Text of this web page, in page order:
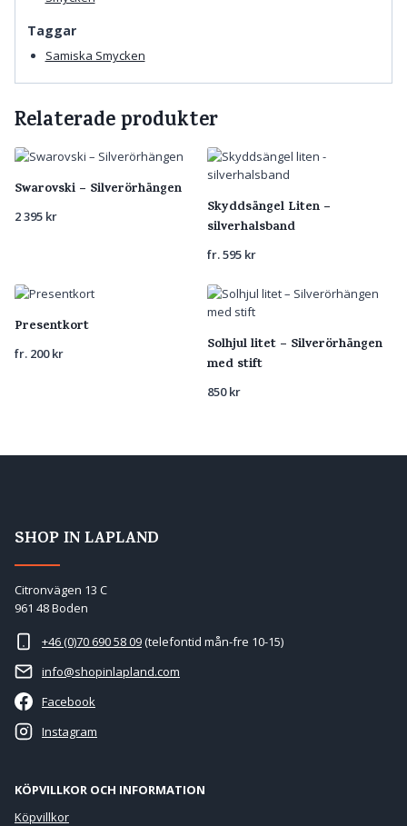
Taggar
Samiska Smycken
Relaterade produkter
Swarovski – Silverörhängen
2 395 kr
Skyddsängel Liten –
silverhalsband
fr.595 kr
Presentkort
fr. 200kr
Solhjul litet – Silverörhängen
med stift
850kr
SHOP IN LAPLAND
Citronvägen 13 C
961 48 Boden
+46 (0)70 690 58 09(telefontid mån-fre 10-15)
info@shopinlapland.com
Facebook
Instagram
KÖPVILLKOR OCH INFORMATION
Köpvillkor